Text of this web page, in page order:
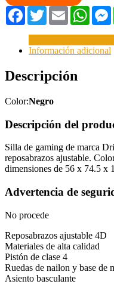
Facebook
TwitterEmail
Información adicional
Descripción
Color:Negro
Descripción del
Silla de gaming de marca
reposabrazos ajustable.
dimensiones de 56 x 74.5 x
Advertencia de
No procede
Reposabrazos ajustable 4D
Materiales de alta calidad
Pistón de clase 4
Ruedas de nailon y base de
Asiento basculante